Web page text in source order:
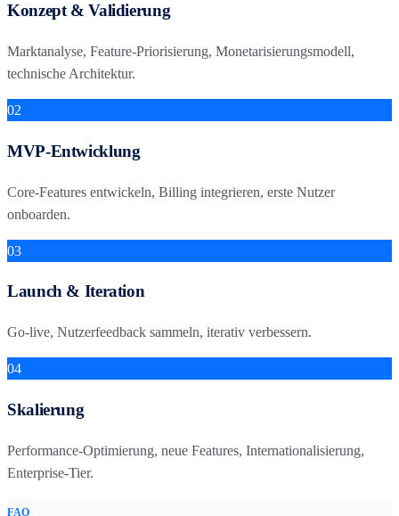
Konzept & Validierung
Marktanalyse, Feature-Priorisierung, Monetarisierungsmodell,
technische Architektur.
02
MVP-Entwicklung
Core-Features entwickeln, Billing integrieren, erste Nutzer
onboarden.
03
Launch & Iteration
Go-live, Nutzerfeedback sammeln, iterativ verbessern.
04
Skalierung
Performance-Optimierung, neue Features, Internationalisierung,
Enterprise-Tier.
FAQ